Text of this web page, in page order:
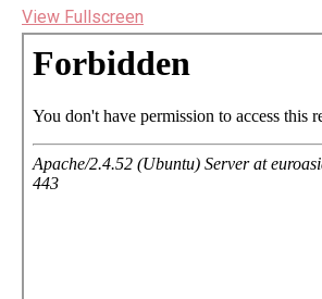
View Fullscreen
Перейти
содержимому